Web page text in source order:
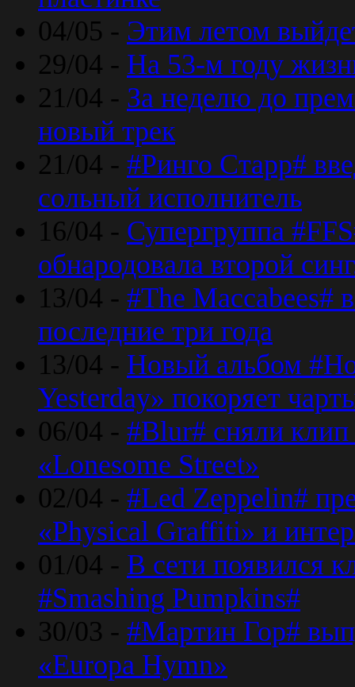
04/05 - Этим летом
29/04 - На 53-м году
21/04 - За неделю до
новый трек
21/04 - #Ринго Старр#
сольный исполнитель
16/04 - Супергруппа
обнародовала второй
13/04 - #The Maccabees#
последние три года
13/04 - Новый альбом
Yesterday» покоряет
06/04 - #Blur# сняли клип
«Lonesome Street»
02/04 - #Led Zeppelin#
«Physical Graffiti» и
01/04 - В сети появился
#Smashing Pumpkins#
30/03 - #Мартин Гор#
«Europa Hymn»